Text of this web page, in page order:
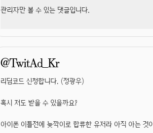
관리자만 볼 수 있는 댓글입니다.
@TwitAd_Kr
리딤코드 신청합니다. (정광우)
혹시 저도 받을 수 있을까요?
아이폰 이틀전에 늦깍이로 합류한 유저라 아직 아는 것